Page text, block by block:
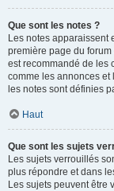
Que sont les notes ?
Les notes apparaissent
première page du forum
est recommandé de les
comme les annonces
les notes sont définies
Haut
Que sont les sujets
Les sujets verrouillés
plus répondre et dans
Les sujets peuvent être